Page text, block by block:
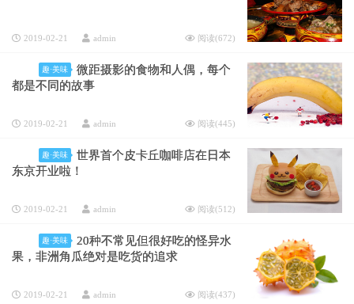
2019-02-21 admin 阅读(672)
趣·美味
微距摄影的食物和人偶，每个
都是不同的故事
2019-02-21 admin 阅读(445)
趣·美味
世界首个皮卡丘咖啡店在日本
东京开业啦！
2019-02-21 admin 阅读(512)
趣·美味
20种不常见但很好吃的怪异水
果，非洲角瓜绝对是吃货的追求
2019-02-21 admin 阅读(437)